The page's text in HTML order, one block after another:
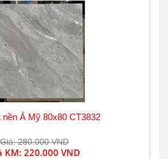
nền Á Mỹ 80x80 CT3832
Giá: 280.000 VND
KM: 220.000 VND